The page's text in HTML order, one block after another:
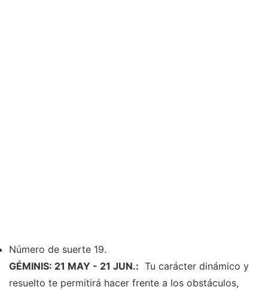
Número de suerte 19.
GÉMINIS: 21 MAY - 21 JUN.: Tu carácter dinámico y
resuelto te permitirá hacer frente a los obstáculos,